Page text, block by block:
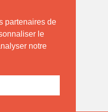
partenaires de
le
notre